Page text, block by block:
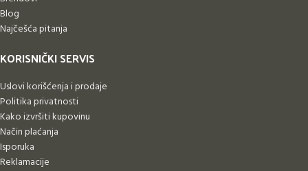
Blog
Najčešća pitanja
KORISNIČKI SERVIS
Uslovi korišćenja i prodaje
Politika privatnosti
Kako izvršiti kupovinu
Način plaćanja
Isporuka
Reklamacije